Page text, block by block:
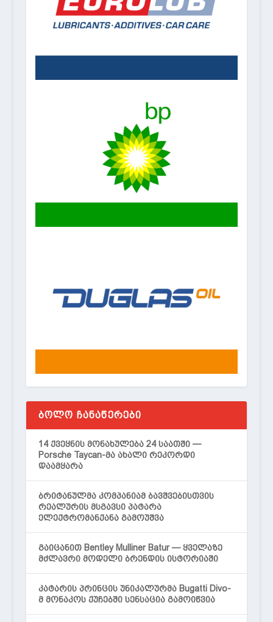
ᲑᲝᲚᲝ ᲩᲐᲜᲐᲬᲔᲠᲔᲑᲘ
14 ქვეყნის მონახულება 24 საათში —
Porsche Taycan-მა ახალი რეკორდი
დაამყარა
ბრიტანულმა კომპანიამ ბავშვებისთვის
რეალურის მსგავსი პატარა
ელექტრომანქანა გამოუშვა
გაიცანით Bentley Mulliner Batur — ყველაზე
მძლავრი მოდელი ბრენდის ისტორიაში
კატარის პრინცის უნიკალურმა Bugatti Divo-
მ მონაკოს ქუჩებში სენსაცია გამოიწვია